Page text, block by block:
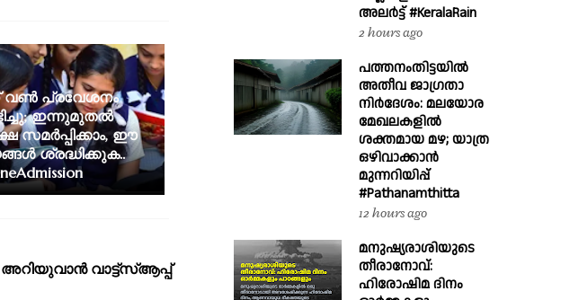
പ്രവേശനം
ഇന്നുമുതല്‍
സമര്‍പ്പിക്കാം, ഈ
ശ്രദ്ധിക്കുക..
വാട്ട്സ്ആപ്പ്
അലർട്ട് #KeralaRain
2 hours ago
പത്തനംതിട്ടയിൽ
അതീവ ജാഗ്രതാ
നിർദേശം: മലയോര
മേഖലകളിൽ
ശക്തമായ മഴ; യാത്ര
ഒഴിവാക്കാൻ
മുന്നറിയിപ്പ്
#Pathanamthitta
12 hours ago
മനുഷ്യരാശിയുടെ
തീരാനോവ്:
ഹിരോഷിമ ദിനം